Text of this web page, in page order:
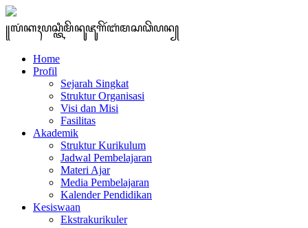
꧋ꦭꦁꦏꦃꦥꦱ꧀ꦠꦶꦩꦼꦤꦸꦗꦸꦒꦼꦂꦧꦁꦩꦱꦣꦼꦥꦤ꧀
Home
Profil
Sejarah Singkat
Struktur Organisasi
Visi dan Misi
Fasilitas
Akademik
Struktur Kurikulum
Jadwal Pembelajaran
Materi Ajar
Media Pembelajaran
Kalender Pendidikan
Kesiswaan
Ekstrakurikuler